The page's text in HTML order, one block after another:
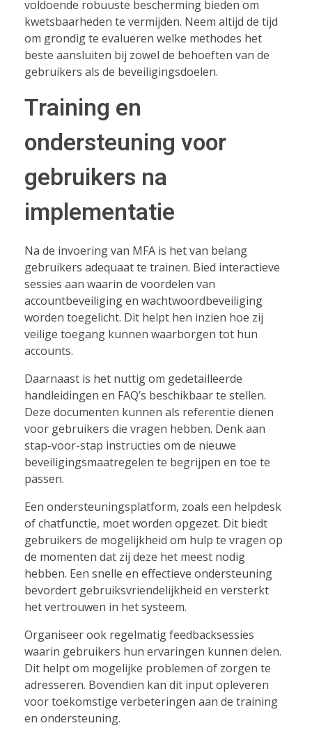
voldoende robuuste bescherming bieden om
kwetsbaarheden te vermijden. Neem altijd de tijd
om grondig te evalueren welke methodes het
beste aansluiten bij zowel de behoeften van de
gebruikers als de beveiligingsdoelen.
Training en
ondersteuning voor
gebruikers na
implementatie
Na de invoering van MFA is het van belang
gebruikers adequaat te trainen. Bied interactieve
sessies aan waarin de voordelen van
accountbeveiliging en wachtwoordbeveiliging
worden toegelicht. Dit helpt hen inzien hoe zij
veilige toegang kunnen waarborgen tot hun
accounts.
Daarnaast is het nuttig om gedetailleerde
handleidingen en FAQ’s beschikbaar te stellen.
Deze documenten kunnen als referentie dienen
voor gebruikers die vragen hebben. Denk aan
stap-voor-stap instructies om de nieuwe
beveiligingsmaatregelen te begrijpen en toe te
passen.
Een ondersteuningsplatform, zoals een helpdesk
of chatfunctie, moet worden opgezet. Dit biedt
gebruikers de mogelijkheid om hulp te vragen op
de momenten dat zij deze het meest nodig
hebben. Een snelle en effectieve ondersteuning
bevordert gebruiksvriendelijkheid en versterkt
het vertrouwen in het systeem.
Organiseer ook regelmatig feedbacksessies
waarin gebruikers hun ervaringen kunnen delen.
Dit helpt om mogelijke problemen of zorgen te
adresseren. Bovendien kan dit input opleveren
voor toekomstige verbeteringen aan de training
en ondersteuning.